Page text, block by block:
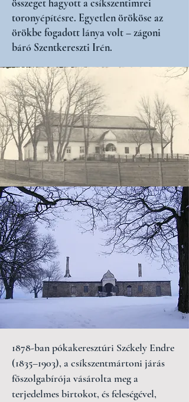
összeget hagyott a csíkszentimrei
toronyépítésre. Egyetlen örököse az
örökbe fogadott lánya volt – zágoni
báró Szentkereszti Irén.
1878-ban pókakeresztúri Székely Endre
(1835–1903), a csíkszentmártoni járás
főszolgabírója vásárolta meg a
terjedelmes birtokot, és feleségével,